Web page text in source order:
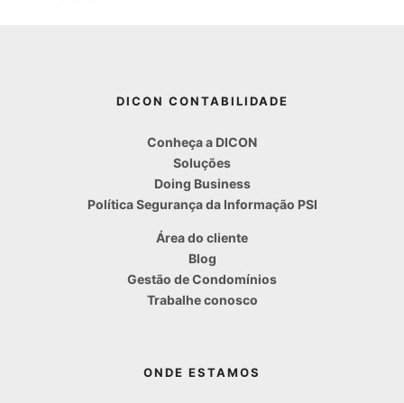
DICON CONTABILIDADE
Conheça a DICON
Soluções
Doing Business
Política Segurança da Informação PSI
Área do cliente
Blog
Gestão de Condomínios
Trabalhe conosco
ONDE ESTAMOS